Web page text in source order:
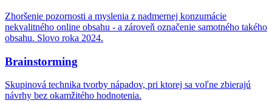
Zhoršenie pozornosti a myslenia z nadmernej konzumácie
nekvalitného online obsahu - a zároveň označenie samotného takého
obsahu. Slovo roka 2024.
Brainstorming
Skupinová technika tvorby nápadov, pri ktorej sa voľne zbierajú
návrhy bez okamžitého hodnotenia.